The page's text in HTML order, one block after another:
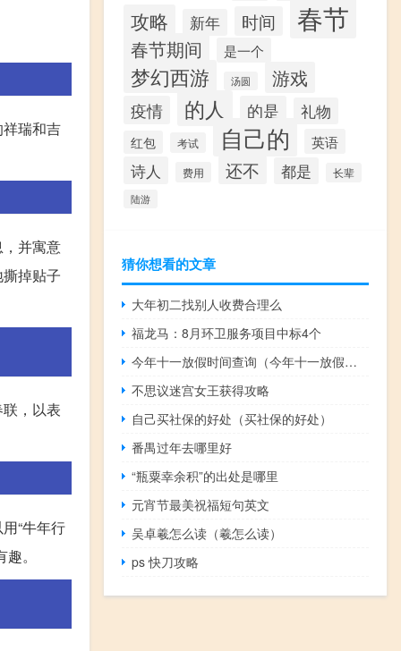
瑞和吉
并寓意
掉贴子
，以表
“牛年行
。
攻略 新年 时间 春节
春节期间 是一个
梦幻西游 汤圆 游戏
疫情 的人 的是 礼物
红包 考试 自己的 英语
诗人 费用 还不 都是 长辈
陆游
猜你想看的文章
大年初二找别人收费合理么
福龙马：8月环卫服务项目中标4个
今年十一放假时间查询（今年十一放假时间）
不思议迷宫女王获得攻略
自己买社保的好处（买社保的好处）
番禺过年去哪里好
“瓶粟幸余积”的出处是哪里
元宵节最美祝福短句英文
吴卓羲怎么读（羲怎么读）
ps 快刀攻略